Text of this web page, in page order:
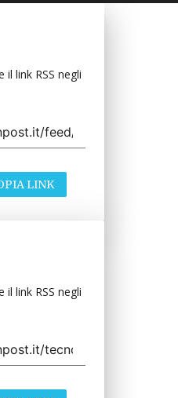
il link RSS negli
LINK
il link RSS negli